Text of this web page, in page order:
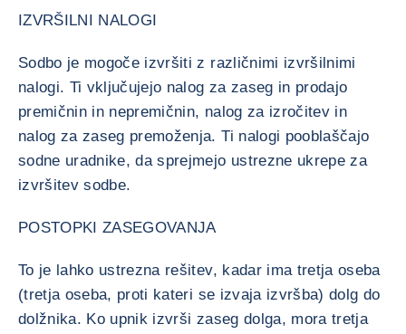
IZVRŠILNI NALOGI
Sodbo je mogoče izvršiti z različnimi izvršilnimi
nalogi. Ti vključujejo nalog za zaseg in prodajo
premičnin in nepremičnin, nalog za izročitev in
nalog za zaseg premoženja. Ti nalogi pooblaščajo
sodne uradnike, da sprejmejo ustrezne ukrepe za
izvršitev sodbe.
POSTOPKI ZASEGOVANJA
To je lahko ustrezna rešitev, kadar ima tretja oseba
(tretja oseba, proti kateri se izvaja izvršba) dolg do
dolžnika. Ko upnik izvrši zaseg dolga, mora tretja